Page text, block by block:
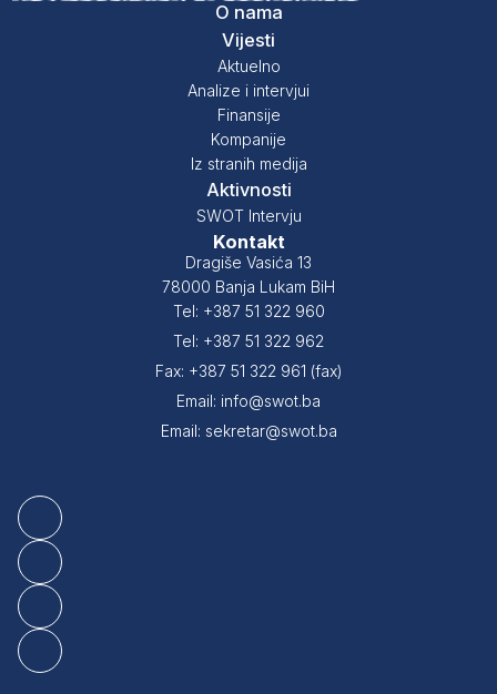
O nama
Vijesti
Aktuelno
Analize i intervjui
Finansije
Kompanije
Iz stranih medija
Aktivnosti
SWOT Intervju
Kontakt
Dragiše Vasića 13
78000 Banja Lukam BiH
Tel: +387 51 322 960
Tel: +387 51 322 962
Fax: +387 51 322 961 (fax)
Email: info@swot.ba
Email: sekretar@swot.ba